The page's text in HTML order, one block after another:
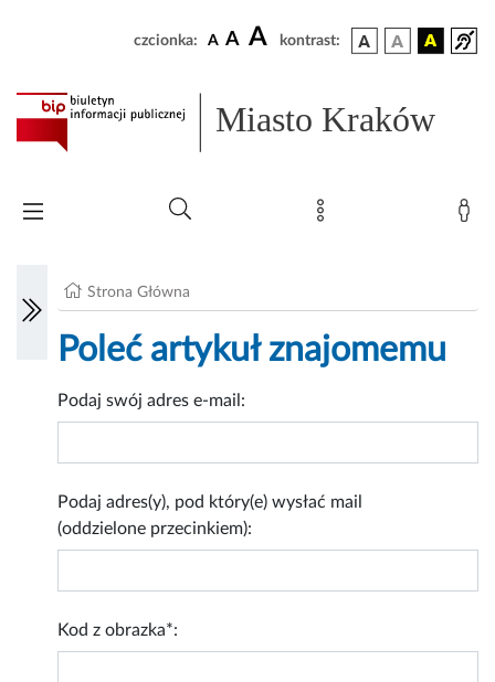
czcionka: A A A kontrast:
Miasto Kraków
Strona Główna
Poleć artykuł znajomemu
Podaj swój adres e-mail:
Podaj adres(y), pod który(e) wysłać mail
(oddzielone przecinkiem):
Kod z obrazka*: